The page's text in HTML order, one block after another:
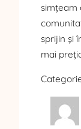
simțeam
sprijin și
mai